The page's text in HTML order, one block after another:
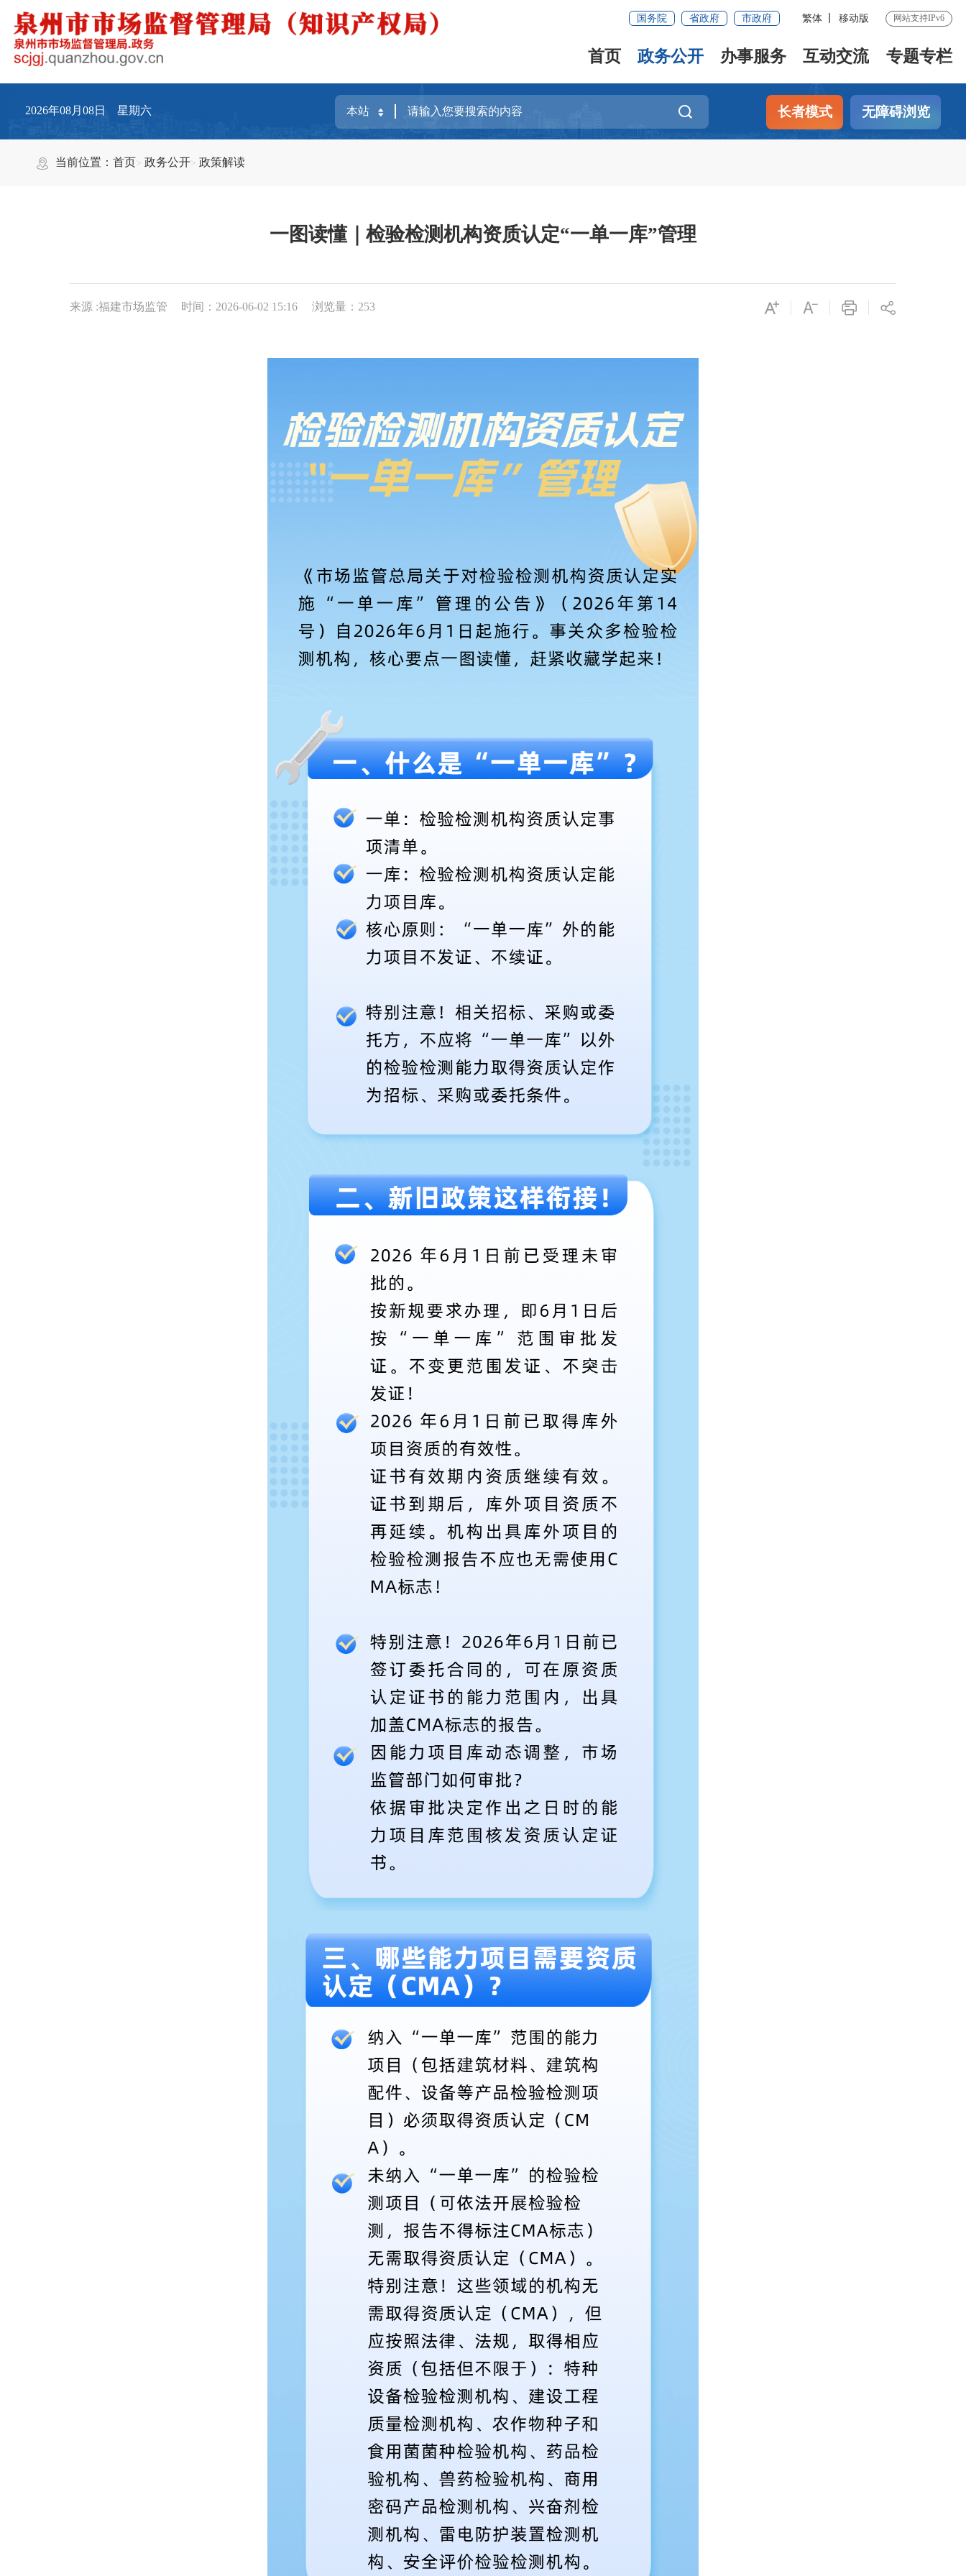
国务院 省政府 市政府 繁体 移动版 网站支持IPv6
首页 政务公开 办事服务 互动交流 专题专栏
2026年08月08日 星期六 长者模式 无障碍浏览
当前位置：首页 政务公开 政策解读
一图读懂｜检验检测机构资质认定“一单一库”管理
来源 :福建市场监管 时间：2026-06-02 15:16 浏览量： 253